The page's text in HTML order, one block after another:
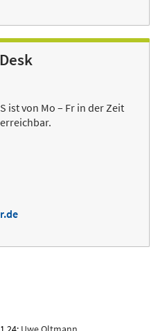
ist von Mo – Fr in der Zeit